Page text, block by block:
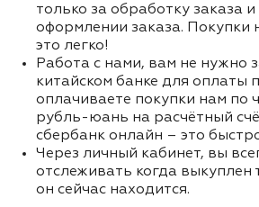
только за обработку заказа
оформлении заказа. Покупки
это легко!
Работа с нами, вам не нужно
китайском банке для оплаты
оплачиваете покупки нам по
рубль-юань на расчётный
сбербанк онлайн – это
Через личный кабинет, вы
отслеживать когда выкуплен
он сейчас находится.